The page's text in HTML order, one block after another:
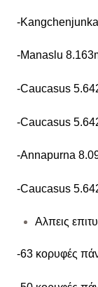
-
-Manaslu
-Caucasus
-Caucasus
-Annapurna
-Caucasus
Αλπεις
-63 κορυφές